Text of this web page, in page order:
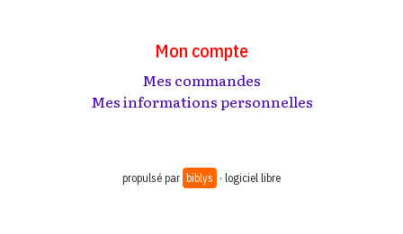
Mon compte
Mes commandes
Mes informations personnelles
propulsé par biblys · logiciel libre